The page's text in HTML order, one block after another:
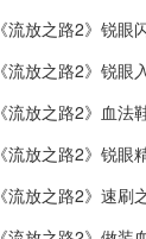
《流放之路2》锐眼闪
《流放之路2》锐眼入
《流放之路2》血法鞋子制
《流放之路2》锐眼精
《流放之路2》速刷之选